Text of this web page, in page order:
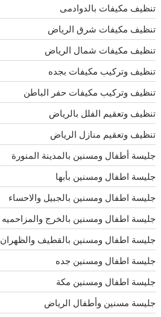
تنظيف مكيفات بالدوادمى
تنظيف مكيفات شرق الرياض
تنظيف مكيفات شمال الرياض
تنظيف وتركيب مكيفات بجده
تنظيف وتركيب مكيفات حفر الباطن
تنظيف وتعقيم الفلل بالرياض
تنظيف وتعقيم منازل الرياض
جليسة أطفال ومسنين بالمدينة المنورة
جليسة اطفال ومسنين بأبها
جليسة اطفال ومسنين بالجبيل والاحساء
جليسة اطفال ومسنين بالخرج والمزاحميه
جليسة اطفال ومسنين بالقطيف والظهران
جليسة اطفال ومسنين جده
جليسة اطفال ومسنين مكة
جليسة مسنين وأطفال الرياض